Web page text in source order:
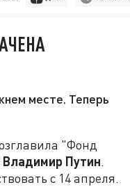
месте. Теперь
"Фонд
Владимир Путин.
с 14 апреля.